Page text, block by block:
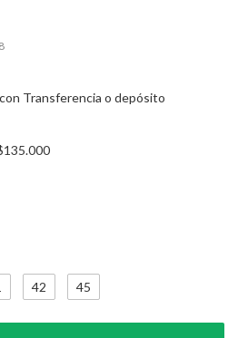
Transferencia o depósito
42 45